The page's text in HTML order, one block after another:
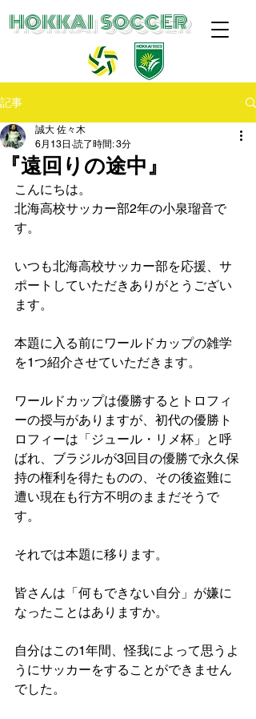
​HOKKAI SOCCER
記事
『遠回りの途中』
誠大 佐々木
6月13日 読了時間: 3分
こんにちは。
北海高校サッカー部2年の小泉瑠音で
す。
いつも北海高校サッカー部を応援、サ
ポートしていただきありがとうござい
ます。
本題に入る前にワールドカップの雑学
を1つ紹介させていただきます。
ワールドカップは優勝するとトロフィ
ーの授与がありますが、初代の優勝ト
ロフィーは「ジュール・リメ杯」と呼
ばれ、ブラジルが3回目の優勝で永久保
持の権利を得たものの、その後盗難に
遭い現在も行方不明のままだそうで
す。
それでは本題に移ります。
皆さんは「何もできない自分」が嫌に
なったことはありますか。
自分はこの1年間、怪我によって思うよ
うにサッカーをすることができません
でした。